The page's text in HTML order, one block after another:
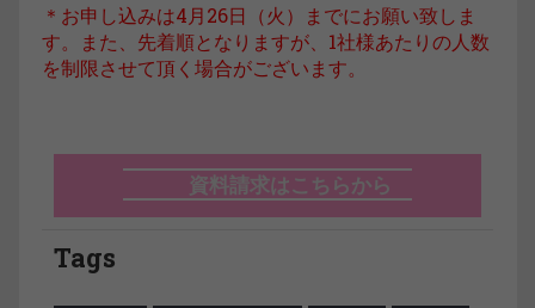
＊お申し込みは4月26日（火）までにお願い致しま
す。また、先着順となりますが、1社様あたりの人数
を制限させて頂く場合がございます。
資料請求はこちらから
Tags